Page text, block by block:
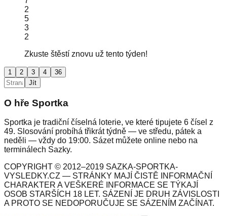
2
5
3
2
Zkuste štěstí znovu už tento týden!
1 2 3 4
36
Jít
O hře Sportka
Sportka je tradiční číselná loterie, ve které tipujete 6 čísel z
49. Slosování probíhá třikrát týdně — ve středu, pátek a
neděli — vždy do 19:00. Sázet můžete online nebo na
terminálech Sazky.
COPYRIGHT © 2012–2019 SAZKA-SPORTKA-
VYSLEDKY.CZ — STRÁNKY MAJÍ ČISTĚ INFORMAČNÍ
CHARAKTER A VEŠKERÉ INFORMACE SE TÝKAJÍ
OSOB STARŠÍCH 18 LET. SÁZENÍ JE DRUH ZÁVISLOSTI
A PROTO SE NEDOPORUČUJE SE SÁZENÍM ZAČÍNAT.